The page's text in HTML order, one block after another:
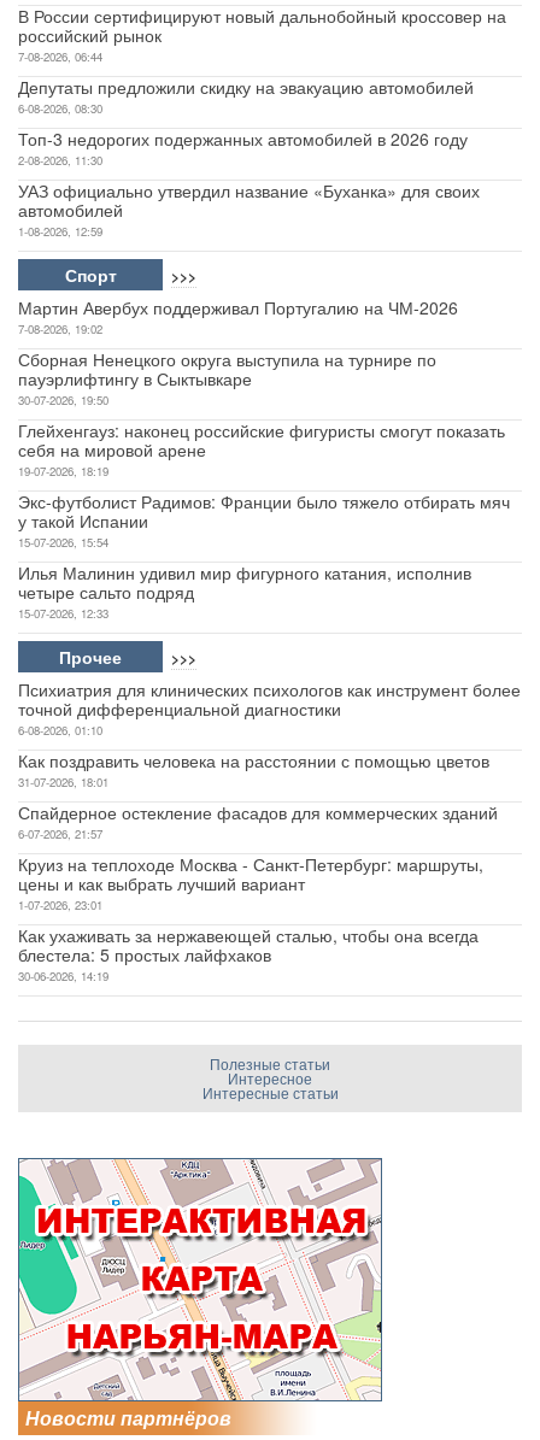
В России сертифицируют новый дальнобойный кроссовер на
российский рынок
7-08-2026, 06:44
Депутаты предложили скидку на эвакуацию автомобилей
6-08-2026, 08:30
Топ-3 недорогих подержанных автомобилей в 2026 году
2-08-2026, 11:30
УАЗ официально утвердил название «Буханка» для своих
автомобилей
1-08-2026, 12:59
Спорт >>>
Мартин Авербух поддерживал Португалию на ЧМ-2026
7-08-2026, 19:02
Сборная Ненецкого округа выступила на турнире по
пауэрлифтингу в Сыктывкаре
30-07-2026, 19:50
Глейхенгауз: наконец российские фигуристы смогут показать
себя на мировой арене
19-07-2026, 18:19
Экс-футболист Радимов: Франции было тяжело отбирать мяч
у такой Испании
15-07-2026, 15:54
Илья Малинин удивил мир фигурного катания, исполнив
четыре сальто подряд
15-07-2026, 12:33
Прочее >>>
Психиатрия для клинических психологов как инструмент более
точной дифференциальной диагностики
6-08-2026, 01:10
Как поздравить человека на расстоянии с помощью цветов
31-07-2026, 18:01
Спайдерное остекление фасадов для коммерческих зданий
6-07-2026, 21:57
Круиз на теплоходе Москва - Санкт-Петербург: маршруты,
цены и как выбрать лучший вариант
1-07-2026, 23:01
Как ухаживать за нержавеющей сталью, чтобы она всегда
блестела: 5 простых лайфхаков
30-06-2026, 14:19
Полезные статьи
Интересное
Интересные статьи
Новости партнёров